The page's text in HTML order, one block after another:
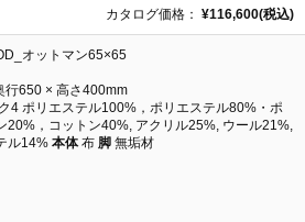
カタログ価格： ¥116,600(税込)
オットマン65×65
行650 × 高さ400mm
4 ポリエステル100%，ポリエステル80%・ポ
20%，コットン40%, アクリル25%, ウール21%,
ル14% 本体布 脚 無垢材